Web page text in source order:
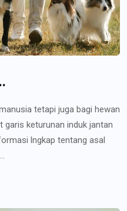
tetapi juga bagi hewan
garis keturunan induk jantan
lngkap tentang asal